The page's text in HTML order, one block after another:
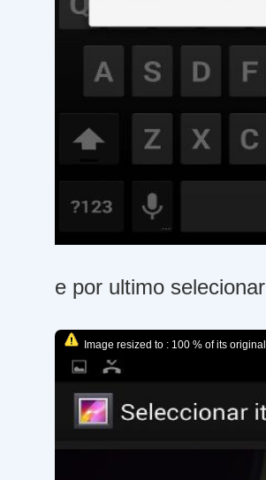
e por ultimo
Image resized to : 100 % of its